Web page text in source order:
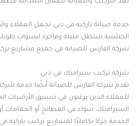
بعد التركيب والصيانة لضمان استدامة
خدمة صيانة باركيه في دبي تجعل العملاء
الخشبية ستظل متينة وفاخرة لسنوات
شركة الفارس للصيانة في جميع مشاريع
شركة تركيب سيراميك في دبي
تقدم شركة الفارس للصيانة أيضًا خدمة
للعملاء الذين يرغبون في تنسيق الأرضيات
السيراميك، سواء في المطابخ أو الحمامات
الخدمة جزءًا تكامليًا لمشاريع تركيب باركيه